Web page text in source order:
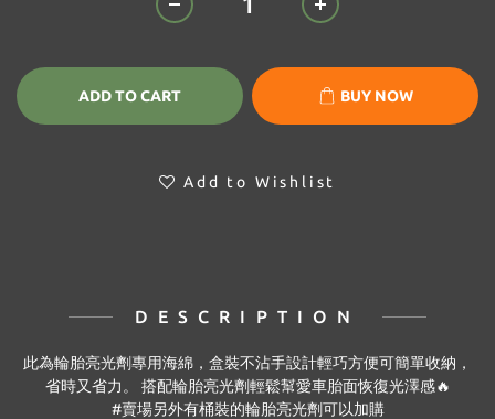
ADD TO CART BUY NOW
Add to Wishlist
DESCRIPTION
此為輪胎亮光劑專用海綿，盒裝不沾手設計輕巧方便可簡單收納，
省時又省力。 搭配輪胎亮光劑輕鬆幫愛車胎面恢復光澤感🔥
#賣場另外有桶裝的輪胎亮光劑可以加購